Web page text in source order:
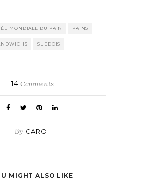
MONDIALE DU PAIN PAINS
SUEDOIS
14Comments
By CARO
MIGHT ALSO LIKE